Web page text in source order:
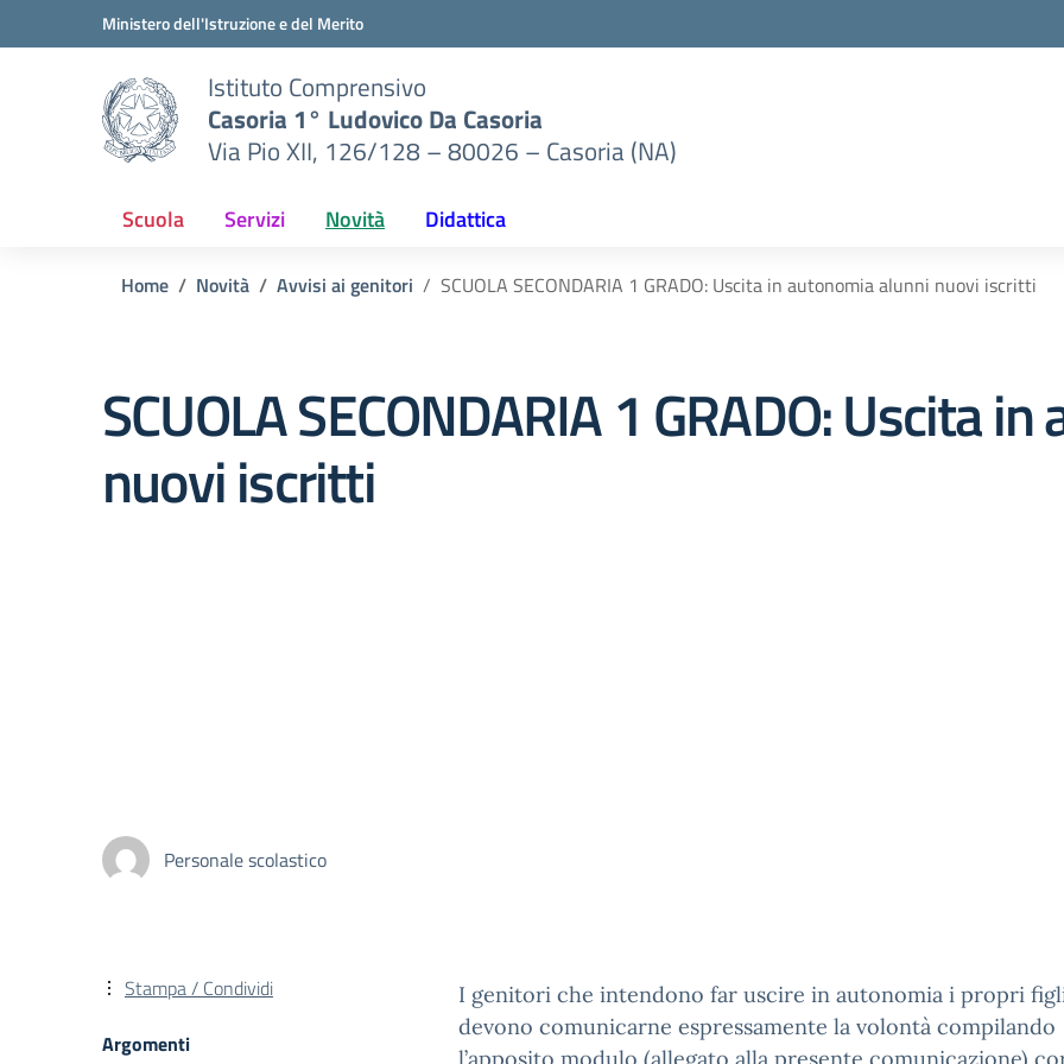
Vai ai contenuti
Vai al menu di navigazioneMinistero dell'Istruzione e del Merito
Istituto Comprensivo
Casoria 1° Ludovico Da Casoria
Via Pio XII, 126/128 – 80026 – Casoria (NA)
Scuola Servizi Novità Didattica
Home Novità Avvisi ai genitori SCUOLA SECONDARIA 1 GRADO: Uscita in autonomia alunni nuovi iscritti
SCUOLA SECONDARIA 1 GRADO: Uscita
nuovi iscritti
Personale scolastico
I genitori che intendono far uscire in autonomia i propri
devono comunicarne espressamente la volontà compilando
Stampa / Condividi
Argomenti